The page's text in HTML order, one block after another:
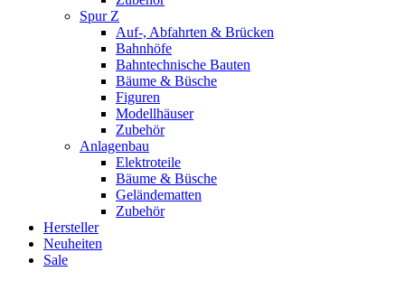
Spur Z
Auf-, Abfahrten & Brücken
Bahnhöfe
Bahntechnische Bauten
Bäume & Büsche
Figuren
Modellhäuser
Zubehör
Anlagenbau
Elektroteile
Bäume & Büsche
Geländematten
Zubehör
Hersteller
Neuheiten
Sale